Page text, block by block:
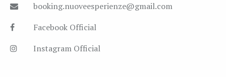
booking.nuoveesperienze@gmail.com
Facebook Official
Instagram Official